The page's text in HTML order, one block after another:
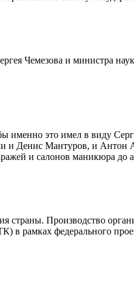
Чемезова и министра
это имел в виду
и Денис Мантуров, и Антон
и салонов маникюра до
страны. Производство
в рамках федерального